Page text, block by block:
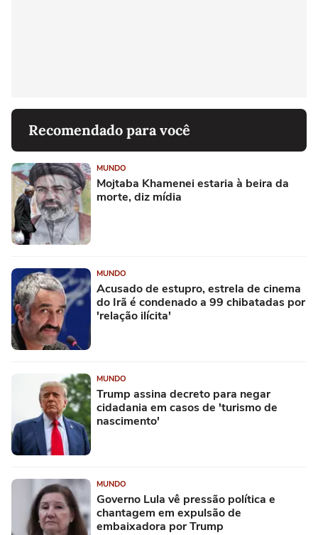
Recomendado para você
MUNDO
Mojtaba Khamenei estaria à beira da
morte, diz mídia
MUNDO
Acusado de estupro, estrela de cinema
do Irã é condenado a 99 chibatadas por
'relação ilícita'
MUNDO
Trump assina decreto para negar
cidadania em casos de 'turismo de
nascimento'
MUNDO
Governo Lula vê pressão política e
chantagem em expulsão de
embaixadora por Trump